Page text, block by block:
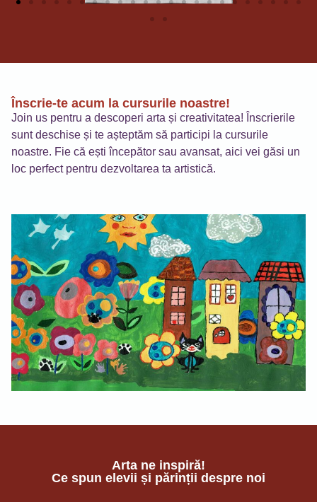
Înscrie-te acum la cursurile noastre!
Join us pentru a descoperi arta și creativitatea! Înscrierile
sunt deschise și te așteptăm să participi la cursurile
noastre. Fie că ești începător sau avansat, aici vei găsi un
loc perfect pentru dezvoltarea ta artistică.
Arta ne inspiră!
Ce spun elevii și părinții despre noi